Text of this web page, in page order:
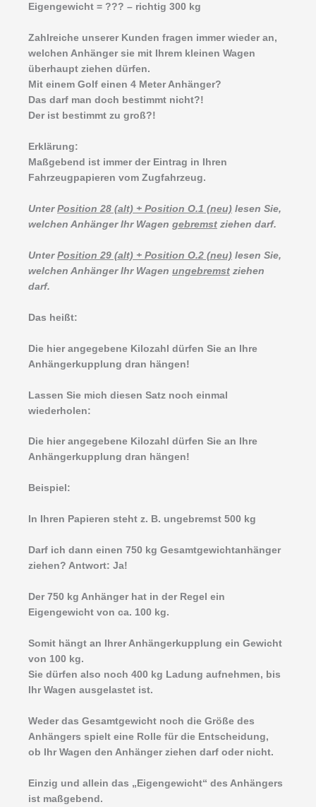
Eigengewicht = ??? – richtig 300 kg
Zahlreiche unserer Kunden fragen immer wieder an,
welchen Anhänger sie mit Ihrem kleinen Wagen
überhaupt ziehen dürfen.
Mit einem Golf einen 4 Meter Anhänger?
Das darf man doch bestimmt nicht?!
Der ist bestimmt zu groß?!
Erklärung:
Maßgebend ist immer der Eintrag in Ihren
Fahrzeugpapieren vom Zugfahrzeug.
Unter Position 28 (alt) + Position O.1 (neu) lesen Sie,
welchen Anhänger Ihr Wagen gebremst ziehen darf.
Unter Position 29 (alt) + Position O.2 (neu) lesen Sie,
welchen Anhänger Ihr Wagen ungebremst ziehen
darf.
Das heißt:
Die hier angegebene Kilozahl dürfen Sie an Ihre
Anhängerkupplung dran hängen!
Lassen Sie mich diesen Satz noch einmal
wiederholen:
Die hier angegebene Kilozahl dürfen Sie an Ihre
Anhängerkupplung dran hängen!
Beispiel:
In Ihren Papieren steht z. B. ungebremst 500 kg
Darf ich dann einen 750 kg Gesamtgewichtanhänger
ziehen? Antwort: Ja!
Der 750 kg Anhänger hat in der Regel ein
Eigengewicht von ca. 100 kg.
Somit hängt an Ihrer Anhängerkupplung ein Gewicht
von 100 kg.
Sie dürfen also noch 400 kg Ladung aufnehmen, bis
Ihr Wagen ausgelastet ist.
Weder das Gesamtgewicht noch die Größe des
Anhängers spielt eine Rolle für die Entscheidung,
ob Ihr Wagen den Anhänger ziehen darf oder nicht.
Einzig und allein das „Eigengewicht“ des Anhängers
ist maßgebend.